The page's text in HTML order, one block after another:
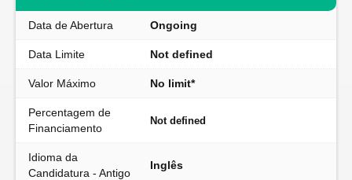
Data de Abertura Ongoing
Data Limite Not defined
Valor Máximo No limit*
Percentagem de
Financiamento
Not defined
Idioma da
Candidatura - Antigo
Inglês